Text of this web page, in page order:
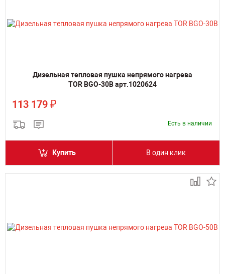
Дизельная тепловая пушка непрямого нагрева
TOR BGO-30B арт.1020624
113 179 ₽
Есть в наличии
Купить В один клик